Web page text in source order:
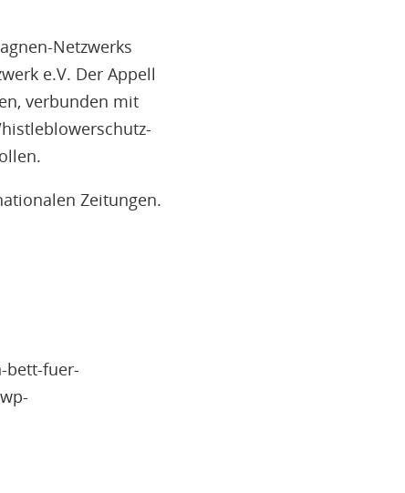
Netzwerks
e.V. Der Appell
verbunden mit
Zeitungen.
bett-fuer-